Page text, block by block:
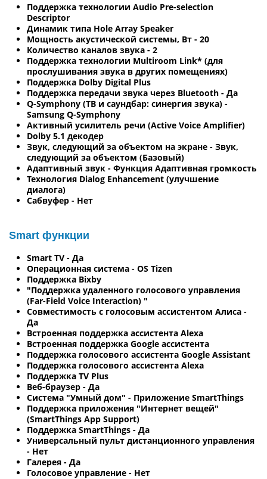
Поддержка технологии Audio Pre-selection
Descriptor
Динамик типа Hole Array Speaker
Мощность акустической системы, Вт - 20
Количество каналов звука - 2
Поддержка технологии Multiroom Link* (для
прослушивания звука в других помещениях)
Поддержка Dolby Digital Plus
Поддержка передачи звука через Bluetooth - Да
Q-Symphony (ТВ и саундбар: синергия звука) -
Samsung Q-Symphony
Активный усилитель речи (Active Voice Amplifier)
Dolby 5.1 декодер
Звук, следующий за объектом на экране - Звук,
следующий за объектом (Базовый)
Адаптивный звук - Функция Адаптивная громкость
Технология Dialog Enhancement (улучшение
диалога)
Сабвуфер - Нет
Smart функции
Smart TV - Да
Операционная система - OS Tizen
Поддержка Bixby
"Поддержка удаленного голосового управления
(Far-Field Voice Interaction) "
Совместимость с голосовым ассистентом Алиса -
Да
Встроенная поддержка ассистента Alexa
Встроенная поддержка Google ассистента
Поддержка голосового ассистента Google Assistant
Поддержка голосового ассистента Alexa
Поддержка TV Plus
Веб-браузер - Да
Система "Умный дом" - Приложение SmartThings
Поддержка приложения "Интернет вещей"
(SmartThings App Support)
Поддержка SmartThings - Да
Универсальный пульт дистанционного управления
- Нет
Галерея - Да
Голосовое управление - Нет